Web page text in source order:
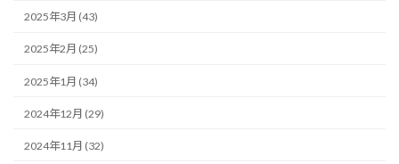
2025年3月 (43)
2025年2月 (25)
2025年1月 (34)
2024年12月 (29)
2024年11月 (32)